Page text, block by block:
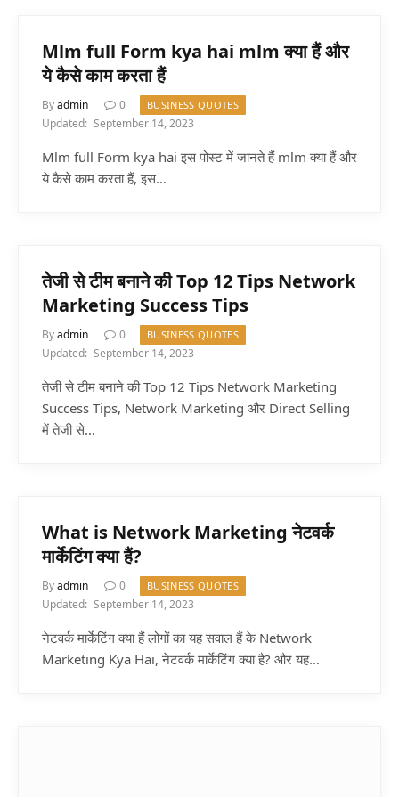
Mlm full Form kya hai mlm क्या हैं और
ये कैसे काम करता हैं
Byadmin 0 BUSINESS QUOTES
Updated: September 14, 2023
Mlm full Form kya hai इस पोस्ट में जानते हैं mlm क्या हैं और
ये कैसे काम करता हैं, इस…
तेजी से टीम बनाने की Top 12 Tips Network
Marketing Success Tips
Byadmin 0 BUSINESS QUOTES
Updated: September 14, 2023
तेजी से टीम बनाने की Top 12 Tips Network Marketing
Success Tips, Network Marketing और Direct Selling
में तेजी से…
What is Network Marketing नेटवर्क
मार्केटिंग क्या हैं?
Byadmin 0 BUSINESS QUOTES
Updated: September 14, 2023
नेटवर्क मार्केटिंग क्या हैं लोगों का यह सवाल हैं के Network
Marketing Kya Hai, नेटवर्क मार्केटिंग क्या है? और यह…